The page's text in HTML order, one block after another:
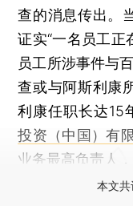
查的消息传出。
证实“一名员工正
员工所涉事件与
查或与阿斯利康
利康任职长达15
投资（中国）有
业务最高负责人
本文共